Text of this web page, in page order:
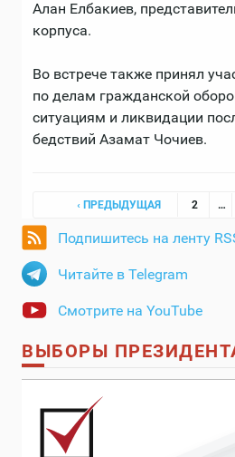
Алан Елбакиев,
корпуса.
Во встрече также принял
по делам гражданской
ситуациям и ликвидации
бедствий Азамат Чочиев.
Страницы
‹ ПРЕДЫДУЩАЯ 2 …
Подпишитесь на ленту
Читайте в Telegram
Смотрите на YouTube
ВЫБОРЫ